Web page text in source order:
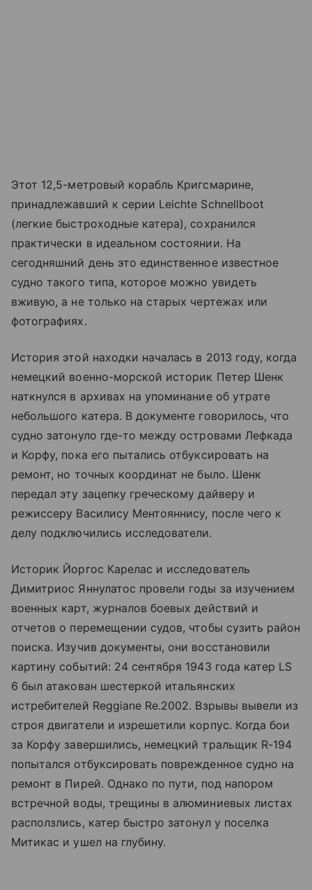
Этот 12,5-метровый корабль Кригсмарине,
принадлежавший к серии Leichte Schnellboot
(легкие быстроходные катера), сохранился
практически в идеальном состоянии. На
сегодняшний день это единственное известное
судно такого типа, которое можно увидеть
вживую, а не только на старых чертежах или
фотографиях.
История этой находки началась в 2013 году, когда
немецкий военно-морской историк Петер Шенк
наткнулся в архивах на упоминание об утрате
небольшого катера. В документе говорилось, что
судно затонуло где-то между островами Лефкада
и Корфу, пока его пытались отбуксировать на
ремонт, но точных координат не было. Шенк
передал эту зацепку греческому дайверу и
режиссеру Василису Ментояннису, после чего к
делу подключились исследователи.
Историк Йоргос Карелас и исследователь
Димитриос Яннулатос провели годы за изучением
военных карт, журналов боевых действий и
отчетов о перемещении судов, чтобы сузить район
поиска. Изучив документы, они восстановили
картину событий: 24 сентября 1943 года катер LS
6 был атакован шестеркой итальянских
истребителей Reggiane Re.2002. Взрывы вывели из
строя двигатели и изрешетили корпус. Когда бои
за Корфу завершились, немецкий тральщик R-194
попытался отбуксировать поврежденное судно на
ремонт в Пирей. Однако по пути, под напором
встречной воды, трещины в алюминиевых листах
расползлись, катер быстро затонул у поселка
Митикас и ушел на глубину.